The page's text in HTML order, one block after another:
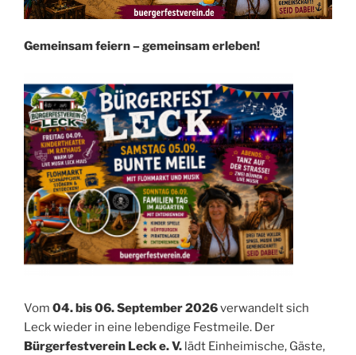
Gemeinsam feiern – gemeinsam erleben!
Vom 04. bis 06. September 2026verwandelt sich
Leck wieder in eine lebendige Festmeile. Der
Bürgerfestverein Leck e. V. lädt Einheimische, Gäste,